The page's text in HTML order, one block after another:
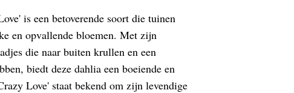
is een betoverende soort die tuinen
en opvallende bloemen. Met zijn
die naar buiten krullen en een
biedt deze dahlia een boeiende en
Love' staat bekend om zijn levendige